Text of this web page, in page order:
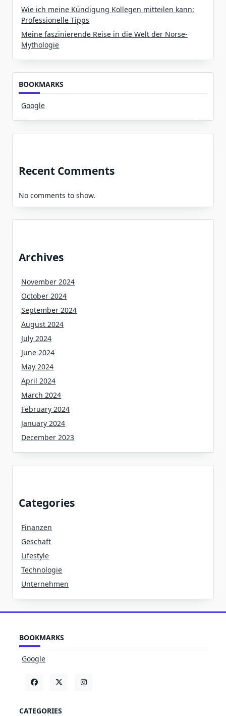
Wie ich meine Kündigung Kollegen mitteilen kann:
Professionelle Tipps
Meine faszinierende Reise in die Welt der Norse-
Mythologie
BOOKMARKS
Google
Recent Comments
No comments to show.
Archives
November 2024
October 2024
September 2024
August 2024
July 2024
June 2024
May 2024
April 2024
March 2024
February 2024
January 2024
December 2023
Categories
Finanzen
Geschaft
Lifestyle
Technologie
Unternehmen
BOOKMARKS
Google
CATEGORIES